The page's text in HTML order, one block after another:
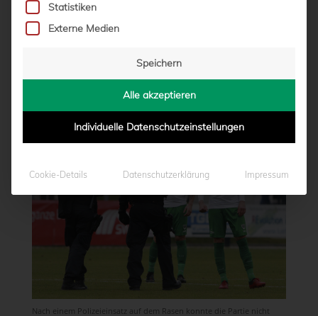
STELLUNGNAHME ZU DEN GEWALTSAMEN
vonMarcel Weskamp|21.11.2021 - 17:59
Nach einem Polizeieinsatz auf dem Rasen konnte die Partie nicht
Statistiken
Externe Medien
Speichern
Alle akzeptieren
Individuelle Datenschutzeinstellungen
Cookie-Details Datenschutzerklärung Impressum